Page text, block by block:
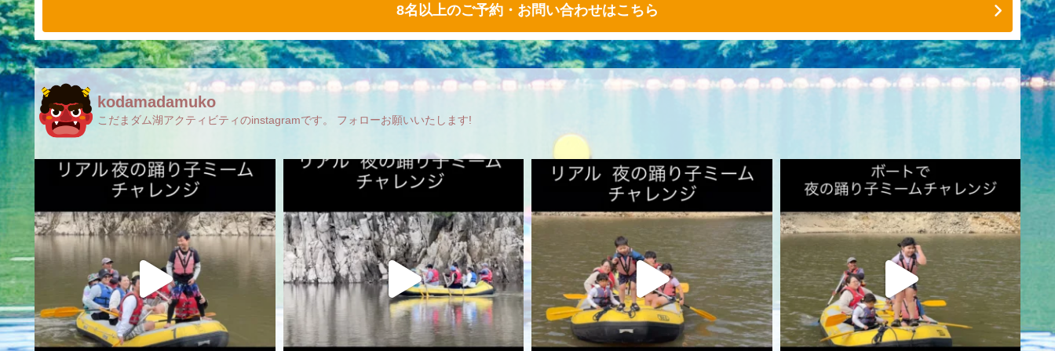
8名以上のご予約・お問い合わせはこちら
kodamadamuko
こだまダム湖アクティビティのinstagramです。 フォローお願いいたします!